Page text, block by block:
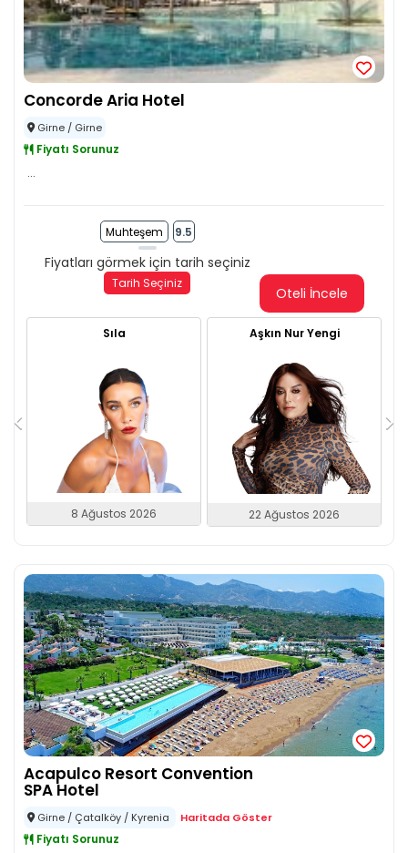
Concorde Aria Hotel
Girne / Girne
Fiyatı Sorunuz
...
Muhteşem 9.5
Fiyatları görmek için tarih seçiniz
Tarih Seçiniz
Oteli İncele
Sıla
8 Ağustos 2026
Aşkın Nur Yengi
22 Ağustos 2026
Acapulco Resort Convention
SPA Hotel
Girne / Çatalköy / Kyrenia Haritada Göster
Fiyatı Sorunuz